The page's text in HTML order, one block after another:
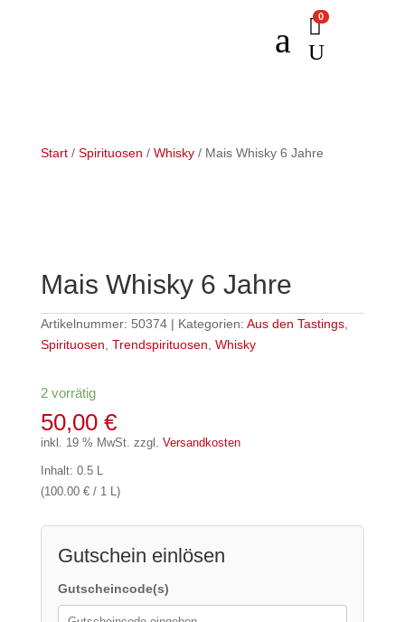
a 0
U
Start/ Spirituosen / Whisky/ Mais Whisky 6 Jahre
Mais Whisky 6 Jahre
Artikelnummer: 50374 Kategorien: Aus den Tastings,
Spirituosen Trendspirituosen Whisky
2 vorrätig
50,00 €
inkl. 19 % MwSt. zzgl. Versandkosten
Inhalt: 0.5 L
(100.00 € / 1 L)
Gutschein einlösen
Gutscheincode(s)